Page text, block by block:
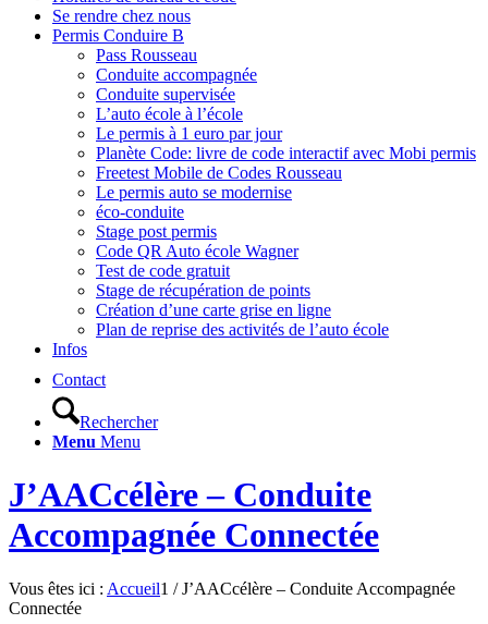
Se rendre chez nous
Permis Conduire B
Pass Rousseau
Conduite accompagnée
Conduite supervisée
L’auto école à l’école
Le permis à 1 euro par jour
Planète Code: livre de code interactif avec Mobi permis
Freetest Mobile de Codes Rousseau
Le permis auto se modernise
éco-conduite
Stage post permis
Code QR Auto école Wagner
Test de code gratuit
Stage de récupération de points
Création d’une carte grise en ligne
Plan de reprise des activités de l’auto école
Infos
Contact
Rechercher
Menu Menu
J’AACcélère – Conduite
Accompagnée Connectée
Vous êtes ici : Accueil1 / J’AACcélère – Conduite Accompagnée
Connectée